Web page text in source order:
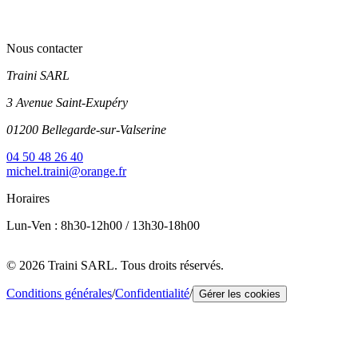
Nous contacter
Traini SARL
3 Avenue Saint-Exupéry
01200 Bellegarde-sur-Valserine
04 50 48 26 40
michel.traini@orange.fr
Horaires
Lun-Ven : 8h30-12h00 / 13h30-18h00
© 2026 Traini SARL. Tous droits réservés.
Conditions générales/Confidentialité/ Gérer les cookies